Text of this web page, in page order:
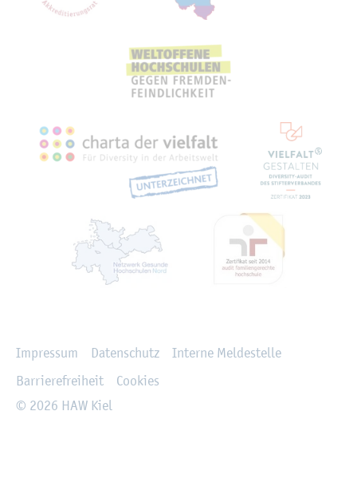
Im­pres­sum Da­ten­schutz
In­ter­ne Mel­de­stel­le
Bar­rie­re­frei­heit
Coo­kies
© 2026 HAW Kiel